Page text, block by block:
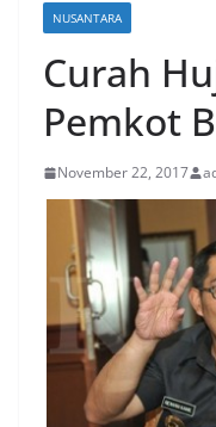
NUSANTARA
Curah
Pemkot
November 22, 2017